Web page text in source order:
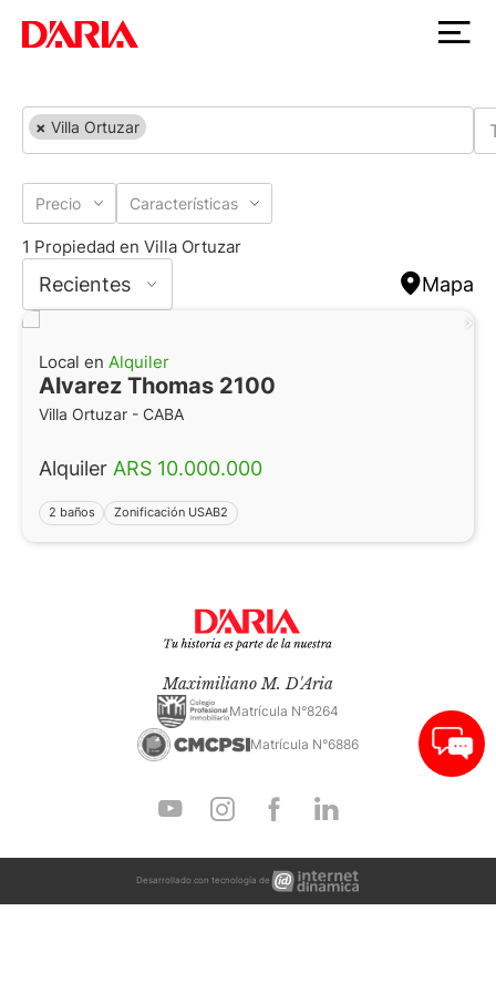
× Villa Ortuzar
Precio Características
1 Propiedad en Villa Ortuzar
Recientes Mapa
Local en Alquiler
Alvarez Thomas 2100
Villa Ortuzar - CABA
Alquiler ARS 10.000.000
2 baños Zonificación USAB2
Maximiliano M. D'Aria
Matrícula N°8264
Matrícula N°6886
Desarrollado con tecnología de Internet
Dinámica